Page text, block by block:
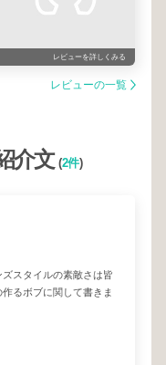
レビューを詳しくみる
レビューの一覧
介文(2件)
スタイルの素敵さは皆
るボブに関して書きま